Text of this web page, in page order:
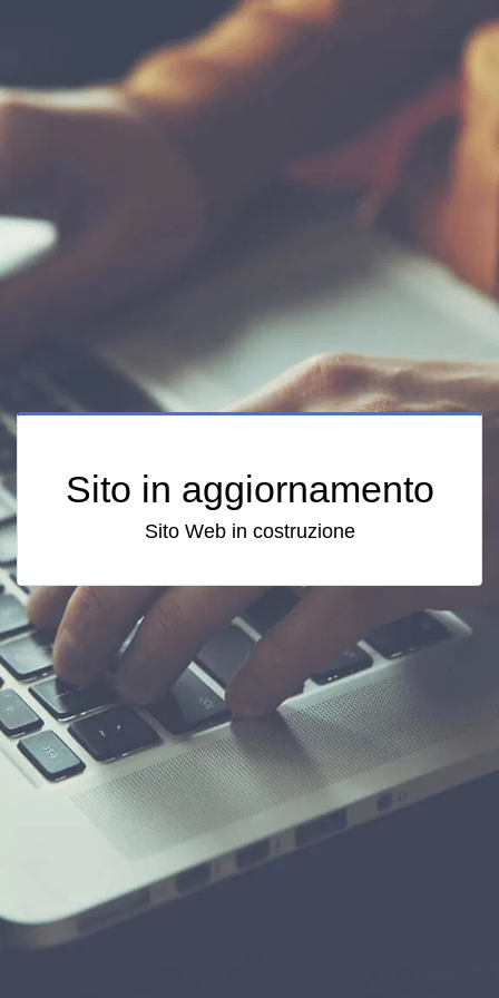
Sito in aggiornamento
Sito Web in costruzione